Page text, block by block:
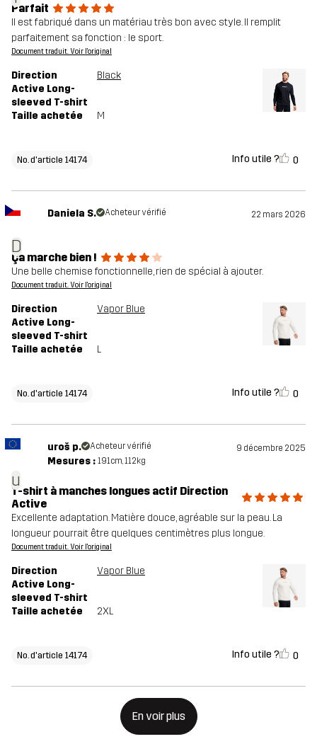
Parfait
Il est fabriqué dans un matériau très bon avec style. Il remplit
parfaitement sa fonction : le sport.
Document traduit. Voir l'original
Direction
Active Long-
sleeved T-shirt
Black
Taille achetée M
No. d'article 14174 Info utile ? 0
D
Daniela S. Acheteur vérifié 22 mars 2026
Ça marche bien !
Une belle chemise fonctionnelle, rien de spécial à ajouter.
Document traduit. Voir l'original
Direction
Active Long-
sleeved T-shirt
Vapor Blue
Taille achetée L
No. d'article 14174 Info utile ? 0
u
uroš p. Acheteur vérifié 9 décembre 2025
Mesures : 191cm, 112kg
T-shirt à manches longues actif Direction
Active
Excellente adaptation. Matière douce, agréable sur la peau. La
longueur pourrait être quelques centimètres plus longue.
Document traduit. Voir l'original
Direction
Active Long-
sleeved T-shirt
Vapor Blue
Taille achetée 2XL
No. d'article 14174 Info utile ? 0
En voir plus